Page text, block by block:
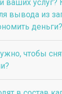
ваших услуг?
вывода из
деньги?
чтобы